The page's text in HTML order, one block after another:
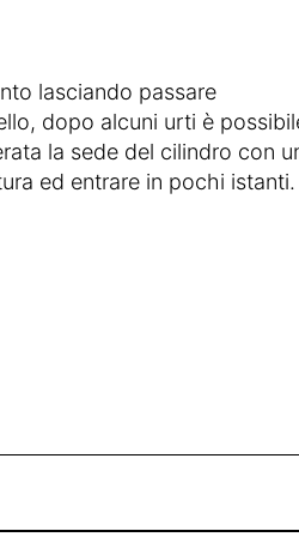
lasciando passare
dopo alcuni urti è
la sede del cilindro con
ed entrare in pochi istanti.